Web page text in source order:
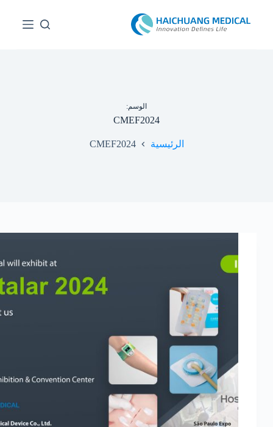
الوسم:
CMEF2024
الرئيسية CMEF2024